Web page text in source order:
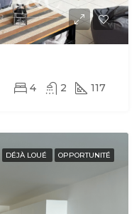
4 2 117
DÉJÀ LOUÉ OPPORTUNITÉ